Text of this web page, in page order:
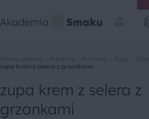
zupa krem z selera z grzankami
zupa krem z selera z
grzankami